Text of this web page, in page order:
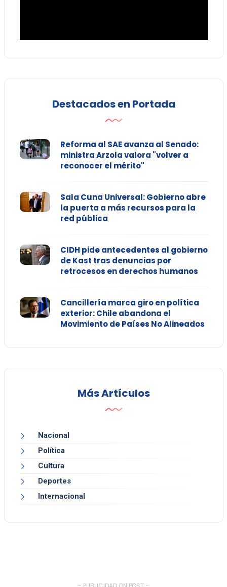
Destacados en Portada
Reforma al SAE avanza al Senado:
ministra Arzola valora "volver a
reconocer el mérito"
Sala Cuna Universal: Gobierno abre
la puerta a más recursos para la
red pública
CIDH pide antecedentes al gobierno
de Kast tras denuncias por
retrocesos en derechos humanos
Cancillería marca giro en política
exterior: Chile abandona el
Movimiento de Países No Alineados
Más Artículos
Nacional
Política
Cultura
Deportes
Internacional